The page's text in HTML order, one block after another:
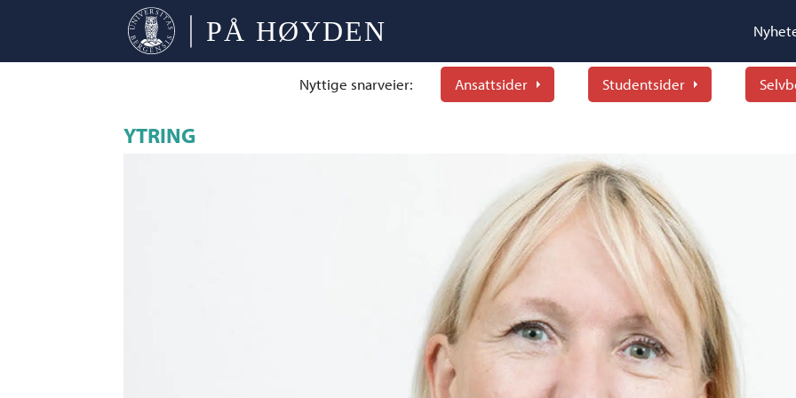
Nyttige snarveier: Ansattsider Studentsider
YTRING